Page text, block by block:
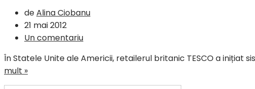
deAlina Ciobanu
21 mai 2012
Un comentariu
În Statele Unite ale Americii, retailerul britanic TESCO a inițiat
mult »TESCO
testează